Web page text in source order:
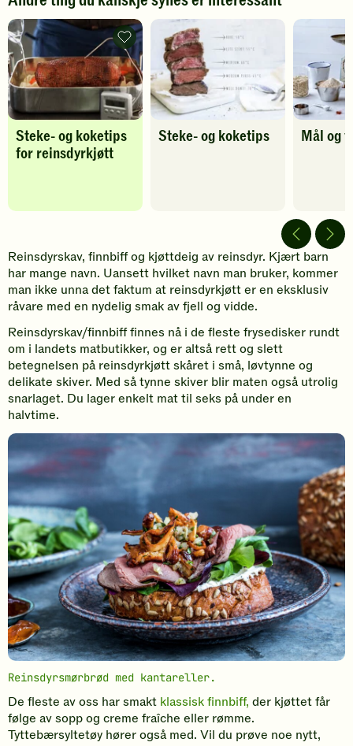
Steke- og koketips
for reinsdyrkjøtt
Steke-
og
koketips
for
reinsdyrkjøtt
-
legg
til
favoritterSteke- og koketips Mål og
Reinsdyrskav, finnbiff og kjøttdeig av reinsdyr. Kjært barn
har mange navn. Uansett hvilket navn man bruker, kommer
man ikke unna det faktum at reinsdyrkjøtt er en eksklusiv
råvare med en nydelig smak av fjell og vidde.
Reinsdyrskav/finnbiff finnes nå i de fleste frysedisker rundt
om i landets matbutikker, og er altså rett og slett
betegnelsen på reinsdyrkjøtt skåret i små, løvtynne og
delikate skiver. Med så tynne skiver blir maten også utrolig
snarlaget. Du lager enkelt mat til seks på under en
halvtime.
Reinsdyrsmørbrød med kantareller.
De fleste av oss har smakt klassisk finnbiff, der kjøttet får
følge av sopp og creme fraîche eller rømme.
Tyttebærsyltetøy hører også med. Vil du prøve noe nytt,